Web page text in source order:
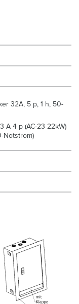
32A, 5 p, 1 h, 50-
A 4 p (AC-23 22kW)
Notstrom)